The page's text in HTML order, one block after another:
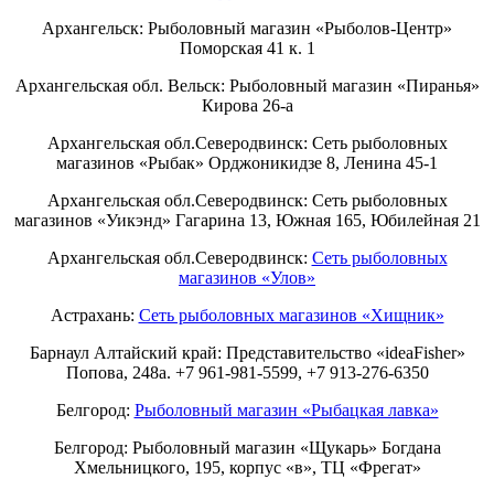
Архангельск: Рыболовный магазин «Рыболов-Центр»
Поморская 41 к. 1
Архангельская обл. Вельск: Рыболовный магазин «Пиранья»
Кирова 26-а
Архангельская обл.Северодвинск: Сеть рыболовных
магазинов «Рыбак» Орджоникидзе 8, Ленина 45-1
Архангельская обл.Северодвинск: Сеть рыболовных
магазинов «Уикэнд» Гагарина 13, Южная 165, Юбилейная 21
Архангельская обл.Северодвинск: Сеть рыболовных
магазинов «Улов»
Астрахань: Сеть рыболовных магазинов «Хищник»
Барнаул Алтайский край: Представительство «ideaFisher»
Попова, 248а. +7 961-981-5599, +7 913-276-6350
Белгород: Рыболовный магазин «Рыбацкая лавка»
Белгород: Рыболовный магазин «Щукарь» Богдана
Хмельницкого, 195, корпус «в», ТЦ «Фрегат»